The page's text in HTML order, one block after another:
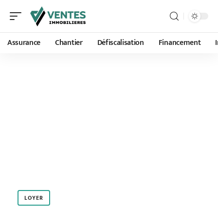
Assurance Chantier Défiscalisation Financement
LOYER